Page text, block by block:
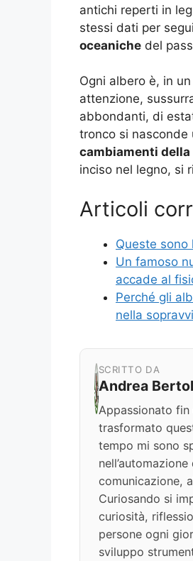
antichi reperti in
stessi dati per
oceaniche del
Ogni albero è, in
attenzione,
abbondanti, di
tronco si nasconde
cambiamenti della
inciso nel legno, si
Articoli
Queste sono
Un famoso
accade al
Perché gli
nella
SCRITTO DA
Andrea
Appassionato
trasformato
tempo mi sono
comunicazione,
Curiosando si
curiosità,
persone ogni
sviluppo